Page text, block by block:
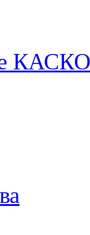
КАСКО